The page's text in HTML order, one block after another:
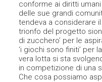
conforme ai diritti
delle sue grandi
tendeva a considerare
trionfo del progetto
di zucchero’ per le
‘i giochi sono finiti’ per
vera lotta si sta
in competizione di una
Che cosa possiamo